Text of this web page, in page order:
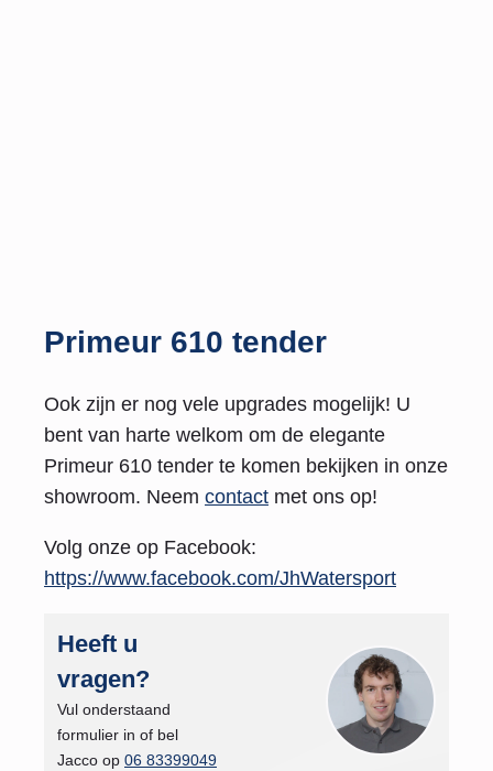
Primeur 610 tender
Ook zijn er nog vele upgrades mogelijk! U
bent van harte welkom om de elegante
Primeur 610 tender te komen bekijken in onze
showroom. Neem contact met ons op!
Volg onze op Facebook:
https://www.facebook.com/JhWatersport
Heeft u
vragen?
Vul onderstaand
formulier in of bel
Jacco op 06 83399049